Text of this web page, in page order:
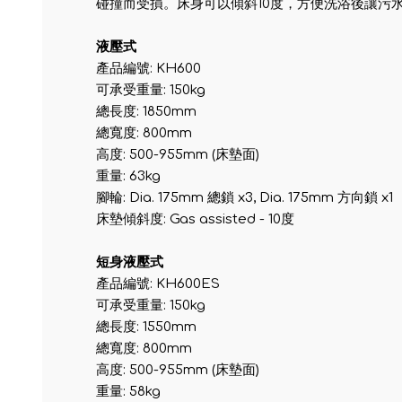
碰撞而受損。床身可以傾斜10度，方便洗浴後讓污
液壓式
產品編號: KH600
可承受重量: 150kg
總長度: 1850mm
總寬度: 800mm
高度: 500-955mm (床墊面)
重量: 63kg
腳輪: Dia. 175mm 總鎖 x3, Dia. 175mm 方向鎖 x1
床墊傾斜度: Gas assisted - 10度
短身液壓式
產品編號: KH600ES
可承受重量: 150kg
總長度: 1550mm
總寬度: 800mm
高度: 500-955mm (床墊面)
重量: 58kg